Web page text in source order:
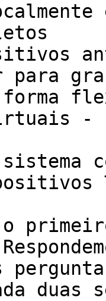
para
-
sistema
o
duas